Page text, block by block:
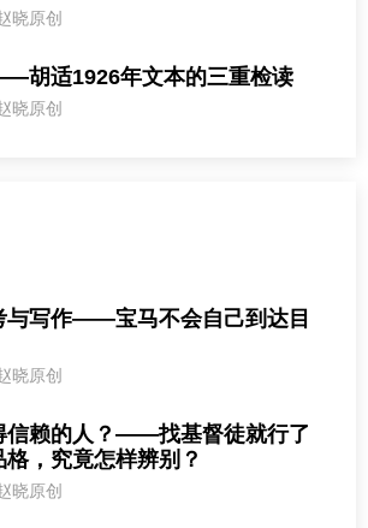
晓原创
胡适1926年文本的三重检读
晓原创
与写作——宝马不会自己到达目
晓原创
信赖的人？——找基督徒就行了
格，究竟怎样辨别？
晓原创